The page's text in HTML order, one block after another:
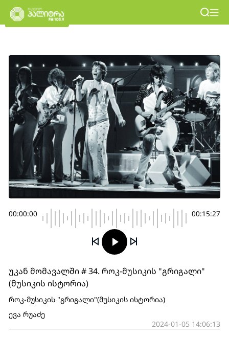
00:00:00 00:15:27
უკან მომავალში # 34. როკ-მუსიკის "გრიგალი"
(მუსიკის ისტორია)
როკ-მუსიკის "გრიგალი"(მუსიკის ისტორია)
ევა რუაძე
2024-01-05 14:06:13